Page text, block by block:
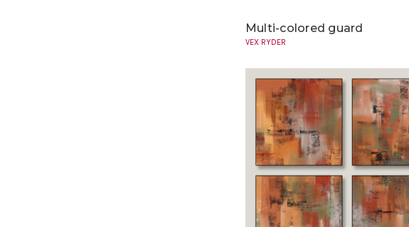
Multi-colored guard
VEX RYDER